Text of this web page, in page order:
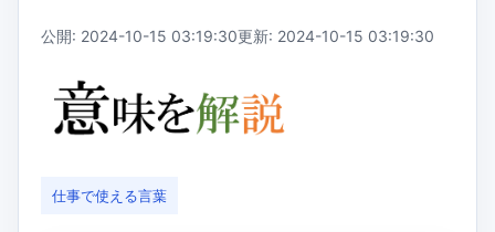
公開: 2024-10-15 03:19:30更新: 2024-10-15 03:19:30
仕事で使える言葉